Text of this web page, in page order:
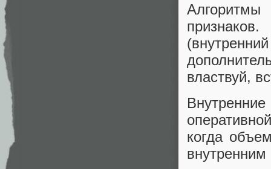
Алгоритмы
властвуй,
когда
внутренним